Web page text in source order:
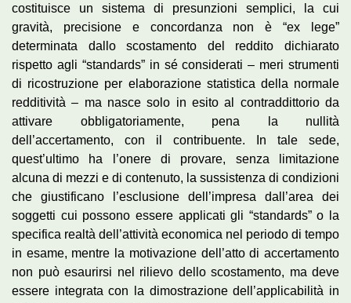
costituisce un sistema di presunzioni semplici, la cui
gravità, precisione e concordanza non è “ex lege”
determinata dallo scostamento del reddito dichiarato
rispetto agli “standards” in sé considerati – meri strumenti
di ricostruzione per elaborazione statistica della normale
redditività – ma nasce solo in esito al contraddittorio da
attivare obbligatoriamente, pena la nullità
dell’accertamento, con il contribuente. In tale sede,
quest’ultimo ha l’onere di provare, senza limitazione
alcuna di mezzi e di contenuto, la sussistenza di condizioni
che giustificano l’esclusione dell’impresa dall’area dei
soggetti cui possono essere applicati gli “standards” o la
specifica realtà dell’attività economica nel periodo di tempo
in esame, mentre la motivazione dell’atto di accertamento
non può esaurirsi nel rilievo dello scostamento, ma deve
essere integrata con la dimostrazione dell’applicabilità in